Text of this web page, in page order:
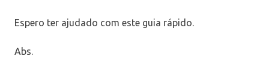
Espero ter ajudado com este guia rápido.
Abs.